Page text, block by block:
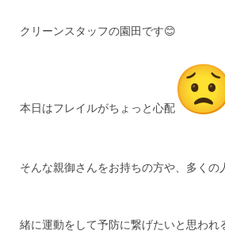
クリーンスタッフの園田です😊
本日はフレイルがちょっと心配
そんな親御さんをお持ちの方や、多くの
緒に運動をして予防に繋げたいと思われ